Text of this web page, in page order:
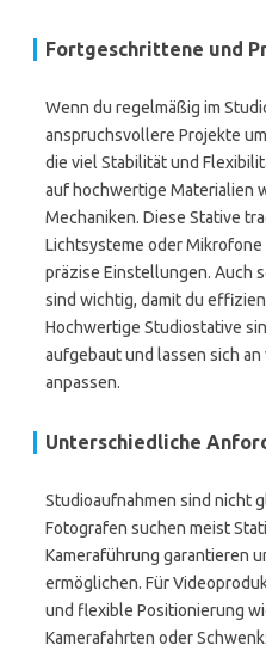
Fortgeschrittene und
Wenn du regelmäßig im
anspruchsvollere Projekte
die viel Stabilität und
auf hochwertige Materialien
Mechaniken. Diese Stative
Lichtsysteme oder
präzise Einstellungen. Auch
sind wichtig, damit du
Hochwertige Studiostative
aufgebaut und lassen sich
anpassen.
Unterschiedliche
Studioaufnahmen sind nicht
Fotografen suchen meist
Kameraführung garantieren
ermöglichen. Für
und flexible Positionierung
Kamerafahrten oder